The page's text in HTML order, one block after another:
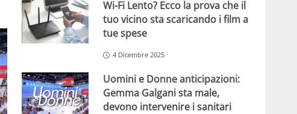
Wi-Fi Lento? Ecco la prova che il
tuo vicino sta scaricando i film a
tue spese
4 Dicembre 2025
Uomini e Donne anticipazioni:
Gemma Galgani sta male,
devono intervenire i sanitari